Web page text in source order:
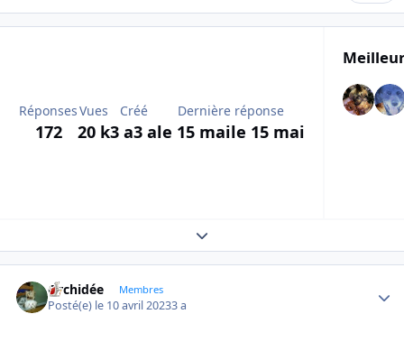
Réponses
172
Vues
20 k
Créé
3 a3 a
Dernière réponse
le 15 maile 15 mai
Expand topic overview
Orchidée Membres
Posté(e) le 10 avril 20233 a